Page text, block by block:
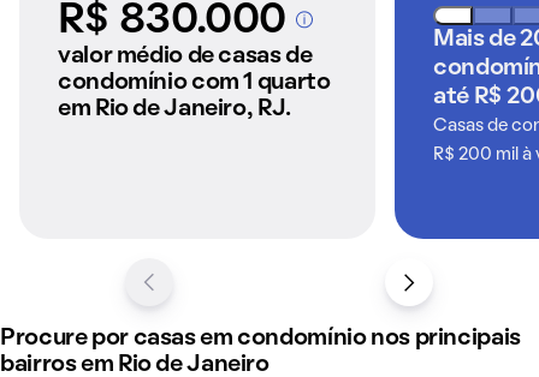
R$ 830.000A partir dos imóveis
anunciados pelo
valor médio de casas de
condomínio com 1 quarto
em Rio de Janeiro, RJ.
Mais de
até R$
Casas de
R$ 200 mil à
Procure por casas em condomínio nos principais
bairros em Rio de Janeiro